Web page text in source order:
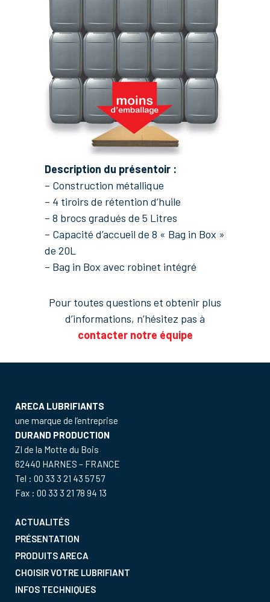
Description du présentoir :
– Construction métallique
– 4 tiroirs de rétention d’huile
– 8 brocs gradués de 5 Litres
– Capacité d’accueil de 8 « Bag in Box »
de 20L
– Bag in Box avec robinet intégré
Pour toutes questions et obtenir plus
d’informations, n’hésitez pas à
contacter notre équipe
ARECA LUBRIFIANTS
une marque de l’entreprise
DURAND PRODUCTION
ZI de la Motte du Bois
62440 HARNES – FRANCE
Tel : 00 33 3 21 43 57 57
Fax : 00 33 3 21 78 94 13
ACTUALITÉS
PRÉSENTATION
PRODUITS ARECA
CHOISIR VOTRE LUBRIFIANT
INFOS TECHNIQUES